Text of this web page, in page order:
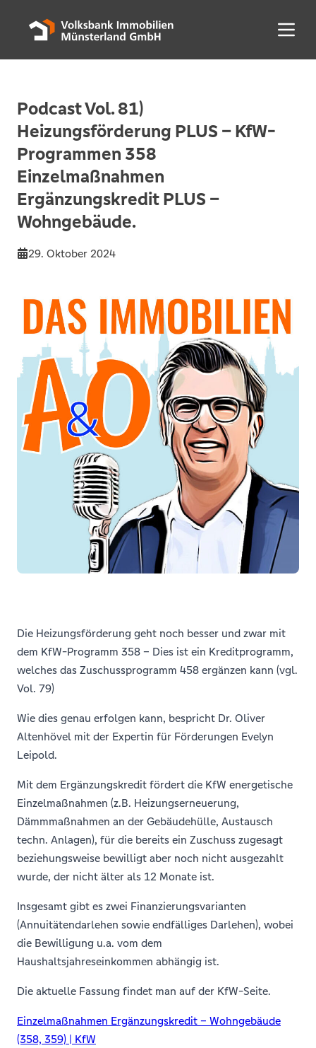
Menü
Podcast Vol. 81)
Heizungsförderung PLUS – KfW-
Programmen 358
Einzelmaßnahmen
Ergänzungskredit PLUS –
Wohngebäude.
29. Oktober 2024
Die Heizungsförderung geht noch besser und zwar mit
dem KfW-Programm 358 – Dies ist ein Kreditprogramm,
welches das Zuschussprogramm 458 ergänzen kann (vgl.
Vol. 79)
Wie dies genau erfolgen kann, bespricht Dr. Oliver
Altenhövel mit der Expertin für Förderungen Evelyn
Leipold.
Mit dem Ergänzungskredit fördert die KfW energetische
Einzelmaßnahmen (z.B. Heizungserneuerung,
Dämmmaßnahmen an der Gebäudehülle, Austausch
techn. Anlagen), für die bereits ein Zuschuss zugesagt
beziehungsweise bewilligt aber noch nicht ausgezahlt
wurde, der nicht älter als 12 Monate ist.
Insgesamt gibt es zwei Finanzierungsvarianten
(Annuitätendarlehen sowie endfälliges Darlehen), wobei
die Bewilligung u.a. vom dem
Haushaltsjahreseinkommen abhängig ist.
Die aktuelle Fassung findet man auf der KfW-Seite.
Einzelmaßnahmen Ergänzungskredit – Wohngebäude
(358, 359) | KfW